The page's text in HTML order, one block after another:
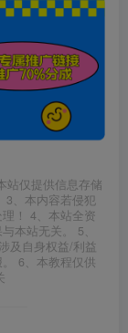
站仅提供信息存储
3、本内容若侵犯
！ 4、本站全资
本站无关。 5、
及自身权益/利益
6、本教程仅供